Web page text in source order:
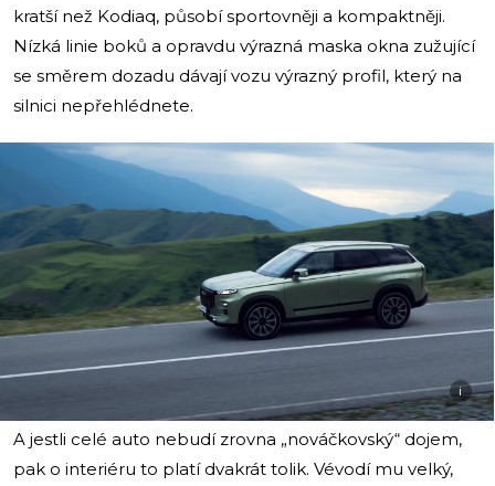
kratší než Kodiaq, působí sportovněji a kompaktněji.
Nízká linie boků a opravdu výrazná maska okna zužující
se směrem dozadu dávají vozu výrazný profil, který na
silnici nepřehlédnete.
i
A jestli celé auto nebudí zrovna „nováčkovský“ dojem,
pak o interiéru to platí dvakrát tolik. Vévodí mu velký,